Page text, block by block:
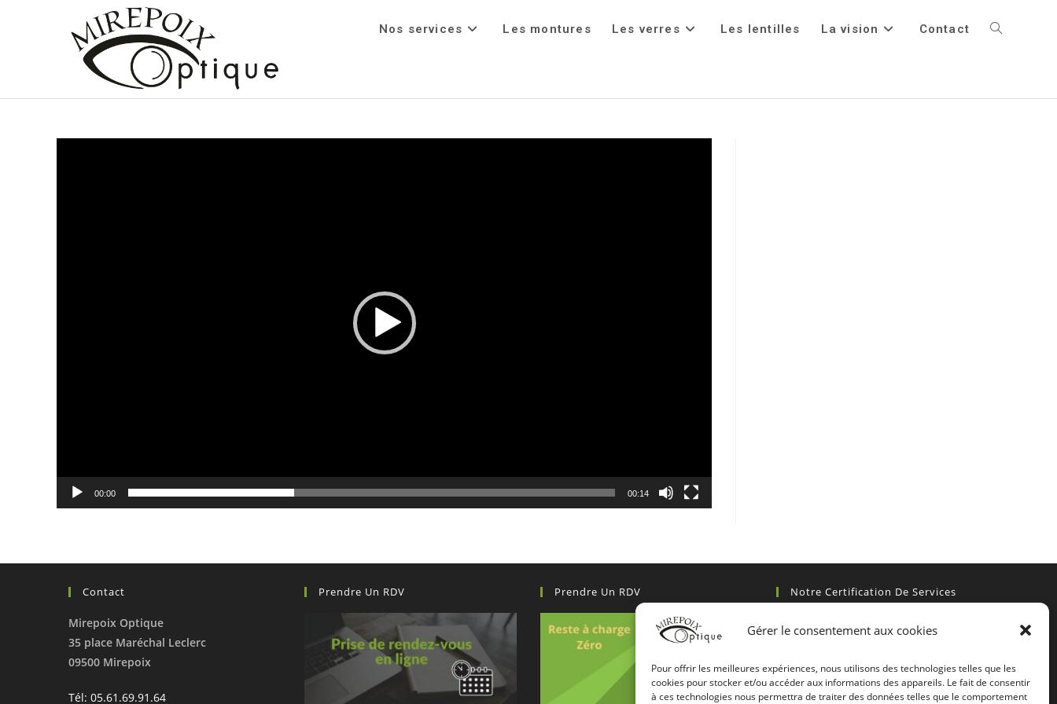
Gérer le consentement aux cookies
Pour offrir les meilleures expériences, nous utilisons des technologies telles que les
cookies pour stocker et/ou accéder aux informations des appareils. Le fait de consentir
à ces technologies nous permettra de traiter des données telles que le comportement
Nos services Les montures Les verres Les lentilles La vision Contact
00:00 00:14
Contact
Mirepoix Optique
35 place Maréchal Leclerc
09500 Mirepoix
Tél: 05.61.69.91.64
Prendre Un RDV Prendre Un RDV Notre Certification De Services